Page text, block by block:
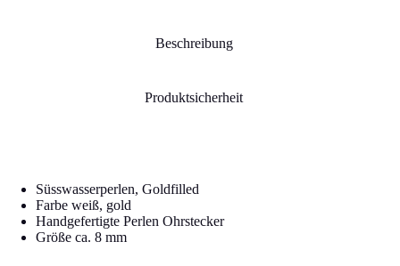
Beschreibung
Produktsicherheit
Süsswasserperlen, Goldfilled
Farbe weiß, gold
Handgefertigte Perlen Ohrstecker
Größe ca. 8 mm